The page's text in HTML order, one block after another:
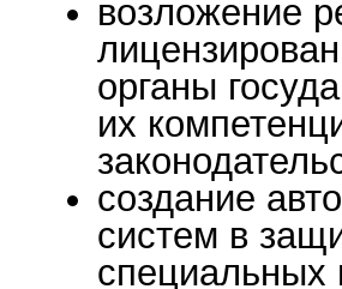
возложение
органы
их
создание
систем в
специальных